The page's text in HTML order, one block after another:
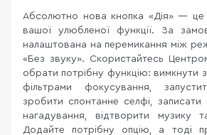
Абсолютно нова кнопка «Дія» —
вашої улюбленої функції. За
налаштована на перемикання між
«Без звуку». Скористайтесь
обрати потрібну функцію: вимкнути
фільтрами фокусування,
зробити спонтанне селфі, записати
нагадування, відтворити музику
Додайте потрібну опцію, а тоді